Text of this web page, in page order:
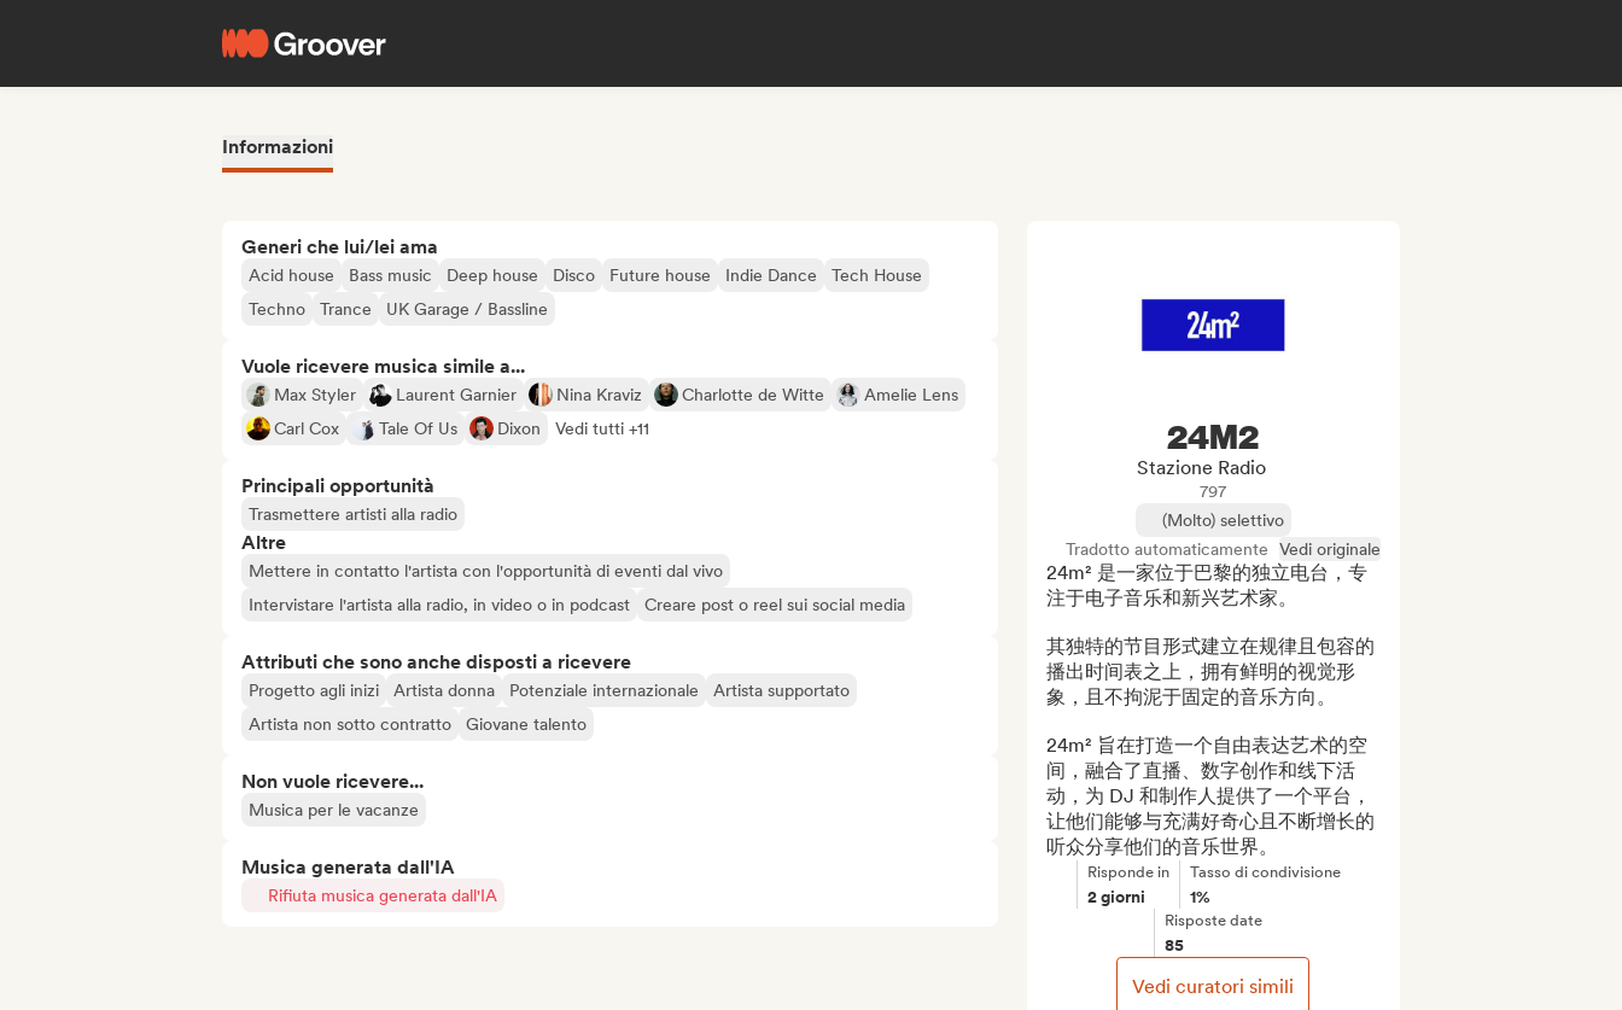
Informazioni
Generi che lui/lei ama
Acid house Bass music Deep house Disco Future house Indie Dance
Tech House
Techno
Trance UK Garage / Bassline
Vuole ricevere musica simile a...
Max Styler Laurent Garnier Nina Kraviz Charlotte de Witte
Amelie Lens
Carl Cox
Tale Of Us Dixon Vedi tutti +11
Principali opportunità
Trasmettere artisti alla radio
Altre
Mettere in contatto l'artista con l'opportunità di eventi dal vivo
Intervistare l'artista alla radio, in video o in podcast
Creare post o reel sui social media
Attributi che sono anche disposti a ricevere
Progetto agli inizi Artista donna Potenziale internazionale
Artista supportato
Artista non sotto contratto
Giovane talento
Non vuole ricevere...
Musica per le vacanze
Musica generata dall'IA
Rifiuta musica generata dall'IA
24M2
Stazione Radio
797
(Molto) selettivo
Tradotto automaticamente
Vedi originale
24m² 是一家位于巴黎的独立电台，专
注于电子音乐和新兴艺术家。
其独特的节目形式建立在规律且包容的
播出时间表之上，拥有鲜明的视觉形
象，且不拘泥于固定的音乐方向。
24m² 旨在打造一个自由表达艺术的空
间，融合了直播、数字创作和线下活
动，为 DJ 和制作人提供了一个平台，
让他们能够与充满好奇心且不断增长的
听众分享他们的音乐世界。
Risponde in
2 giorni
Tasso di condivisione
1%
Risposte date
85
Vedi curatori simili